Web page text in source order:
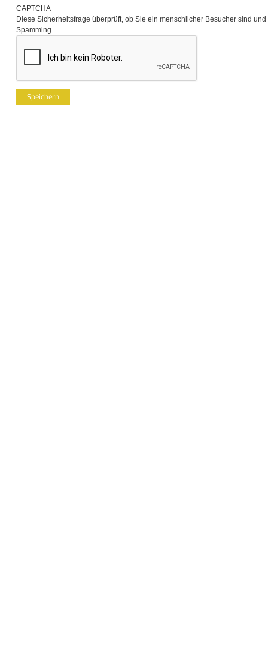
CAPTCHA
Diese Sicherheitsfrage überprüft, ob Sie ein menschlicher Besucher sind
Spamming.